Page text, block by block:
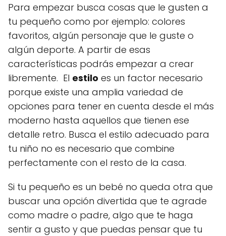
Para empezar busca cosas que le gusten a
tu pequeño como por ejemplo: colores
favoritos, algún personaje que le guste o
algún deporte. A partir de esas
características podrás empezar a crear
libremente. El estilo es un factor necesario
porque existe una amplia variedad de
opciones para tener en cuenta desde el más
moderno hasta aquellos que tienen ese
detalle retro. Busca el estilo adecuado para
tu niño no es necesario que combine
perfectamente con el resto de la casa.
Si tu pequeño es un bebé no queda otra que
buscar una opción divertida que te agrade
como madre o padre, algo que te haga
sentir a gusto y que puedas pensar que tu